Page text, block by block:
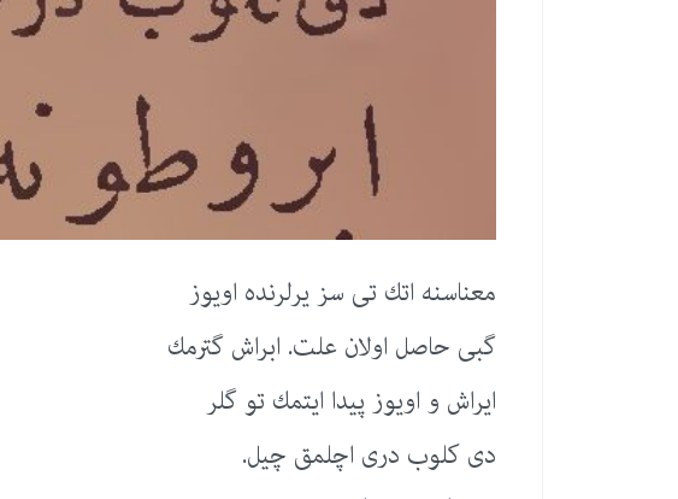
معناسنه اتك تی سز یرلرنده اویوز
گبی حاصل اولان علت. ابراش گترمك
ایراش و اویوز پیدا ایتمك تو گلر
دی كلوب دری اچلمق چیل.